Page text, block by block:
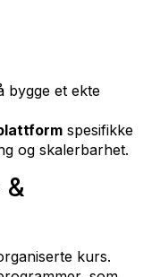
bygge et ekte
spesifikke
og skalerbarhet.
&
kurs.